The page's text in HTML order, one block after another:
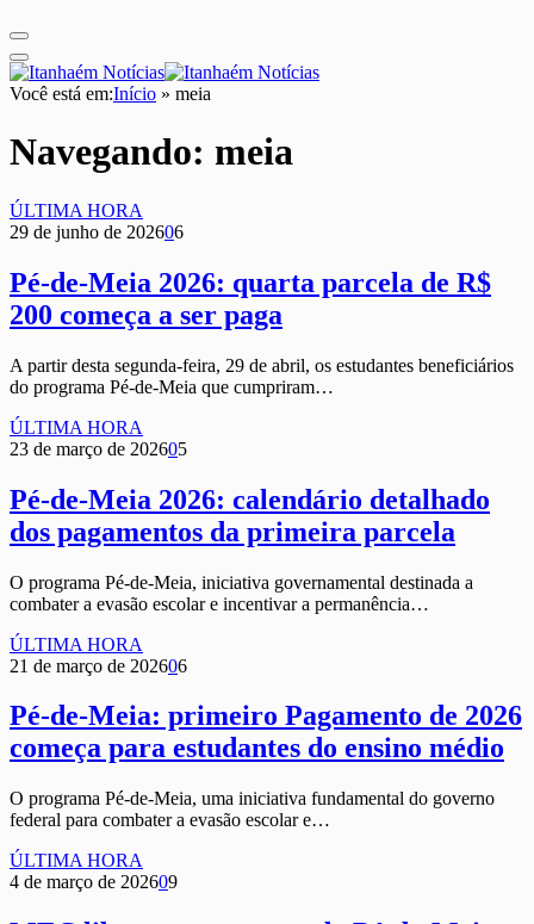
Você está em:Início » meia
Navegando: meia
ÚLTIMA HORA
29 de junho de 202606
Pé-de-Meia 2026: quarta parcela de R$
200 começa a ser paga
A partir desta segunda-feira, 29 de abril, os estudantes beneficiários
do programa Pé-de-Meia que cumpriram…
ÚLTIMA HORA
23 de março de 202605
Pé-de-Meia 2026: calendário detalhado
dos pagamentos da primeira parcela
O programa Pé-de-Meia, iniciativa governamental destinada a
combater a evasão escolar e incentivar a permanência…
ÚLTIMA HORA
21 de março de 202606
Pé-de-Meia: primeiro Pagamento de 2026
começa para estudantes do ensino médio
O programa Pé-de-Meia, uma iniciativa fundamental do governo
federal para combater a evasão escolar e…
ÚLTIMA HORA
4 de março de 202609